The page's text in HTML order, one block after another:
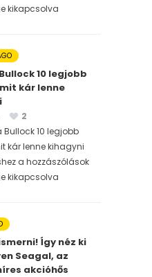
kikapcsolva
10 legjobb
kár lenne
2
Bullock 10 legjobb
kár lenne kihagyni
a hozzászólások
kikapcsolva
Így néz ki
Seagal, az
akcióhős